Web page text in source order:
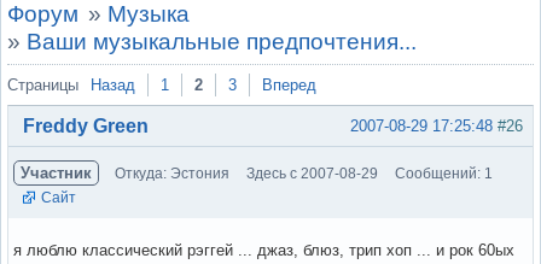
Форум » Музыка
» Ваши музыкальные предпочтения...
Страницы Назад 1 2 3 Вперед
#26
2007-08-29 17:25:48
Freddy Green
Участник Откуда: Эстония Здесь с 2007-08-29
Сообщений: 1
Сайт
я люблю классический рэггей ... джаз, блюз, трип хоп ... и рок 60ых